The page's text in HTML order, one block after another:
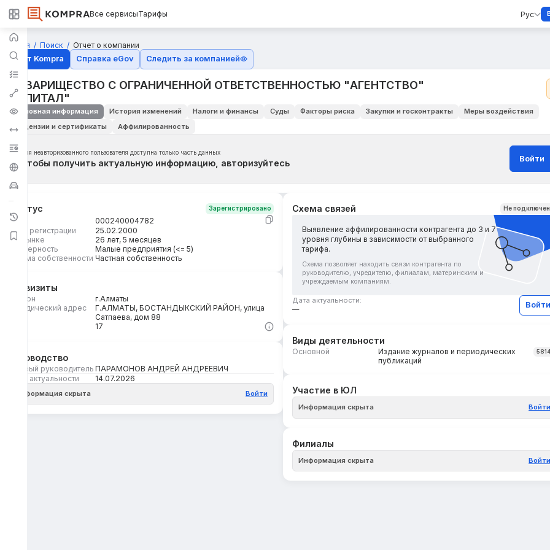
Все сервисыТарифы Рус
Главная Поиск
Отчет о компании
Отчёт Kompra
Справка eGov Следить за компанией
ТОВАРИЩЕСТВО С ОГРАНИЧЕННОЙ ОТВЕТСТВЕННОСТЬЮ "АГЕНТСТВО"
КАПИТАЛ"
Основная информация История изменений Налоги и финансы Суды Факторы риска Закупки и госконтракты
Меры воздействия
Лицензии и сертификаты
Аффилированность
Для неавторизованного пользователя доступна только часть данных
Чтобы получить актуальную информацию, авторизуйтесь Войти
Статус Зарегистрировано
БИН
000240004782
Дата регистрации
25.02.2000
На рынке
26 лет, 5 месяцев
Размерность
Малые предприятия (<= 5)
Форма собственности Частная собственность
Реквизиты
Регион
г.Алматы
Юридический адрес
Г.АЛМАТЫ, БОСТАНДЫКСКИЙ РАЙОН, улица
Сатпаева, дом 88
17
Руководство
Первый руководитель ПАРАМОНОВ АНДРЕЙ АНДРЕЕВИЧ
Дата актуальности
14.07.2026
Информация скрыта Войти
Схема связей Не
Выявление аффилированности контрагента до 3 и 7
уровня глубины в зависимости от выбранного
тарифа.
Схема позволяет находить связи контрагента по
руководителю, учредителю, филиалам, материнским и
учреждаемым компаниям.
Дата актуальности:
—
Войти
Виды деятельности
Основной
Издание журналов и периодических
публикаций
Участие в ЮЛ
Информация скрыта Войти
Филиалы
Информация скрыта Войти